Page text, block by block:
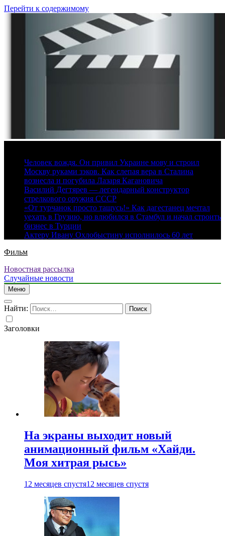
Перейти к содержимому
Человек вождя. Он привил Украине мову и строил
Москву руками зэков. Как слепая вера в Сталина
вознесла и погубила Лазаря Кагановича
Василий Дегтярев — легендарный конструктор
стрелкового оружия СССР
«От турчанок просто тащусь!» Как дагестанец мечтал
уехать в Грузию, но влюбился в Стамбул и начал строить
бизнес в Турции
Актеру Ивану Охлобыстину исполнилось 60 лет
Фильм
Новостная рассылка
Случайные новости
Меню
Найти:
Заголовки
На экраны выходит новый
анимационный фильм «Хайди.
Моя хитрая рысь»
12 месяцев спустя12 месяцев спустя